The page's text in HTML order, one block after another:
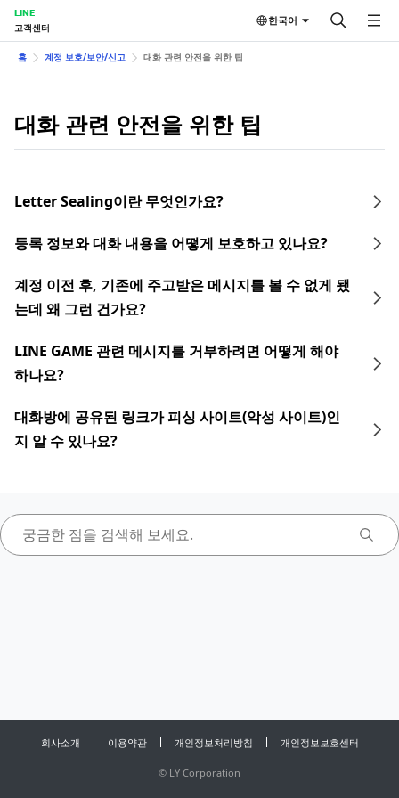
LINE
고객센터
한국어
홈 계정 보호/보안/신고 대화 관련 안전을 위한 팁
대화 관련 안전을 위한 팁
Letter Sealing이란 무엇인가요?
등록 정보와 대화 내용을 어떻게 보호하고 있나요?
계정 이전 후, 기존에 주고받은 메시지를 볼 수 없게 됐
는데 왜 그런 건가요?
LINE GAME 관련 메시지를 거부하려면 어떻게 해야
하나요?
대화방에 공유된 링크가 피싱 사이트(악성 사이트)인
지 알 수 있나요?
회사소개 이용약관 개인정보처리방침 개인정보보호센터
© LY Corporation